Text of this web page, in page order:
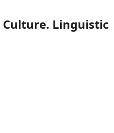
Culture. Linguistic